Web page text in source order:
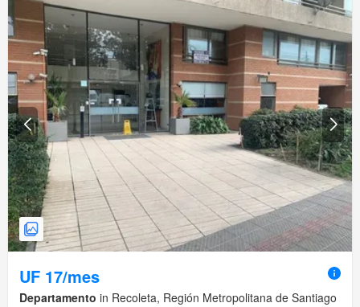
UF 17/mes
Departamento in Recoleta, Región Metropolitana de Santiago